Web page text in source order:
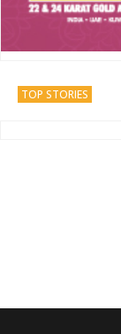
TOP STORIES